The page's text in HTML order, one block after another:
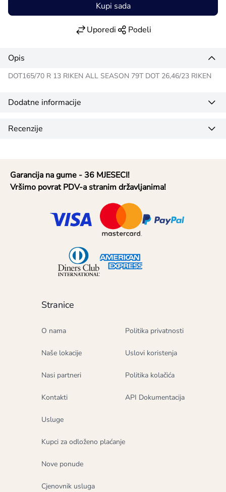
Kupi sada
Uporedi Podeli
Opis
DOT165/70 R 13 RIKEN ALL SEASON 79T DOT 26,46/23 RIKEN
Dodatne informacije
Recenzije
Stranice
O nama
Naše lokacije
Nasi partneri
Kontakti
Usluge
Kupci za odloženo plaćanje
Nove ponude
Cjenovnik usluga
Politika privatnosti
Uslovi koristenja
Politika kolačića
API Dokumentacija
Garancija na gume - 36 MJESECI!
Vršimo povrat PDV-a stranim državljanima!